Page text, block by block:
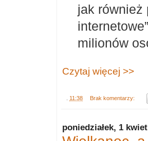
jak również
milionów
Czytaj więcej >>
11:38 Brak komentarzy:
poniedziałek, 1